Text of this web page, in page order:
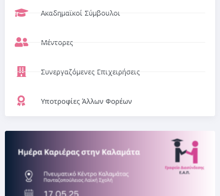
Ακαδημαϊκοί Σύμβουλοι
Μέντορες
Συνεργαζόμενες Επιχειρήσεις
Υποτροφίες Άλλων Φορέων